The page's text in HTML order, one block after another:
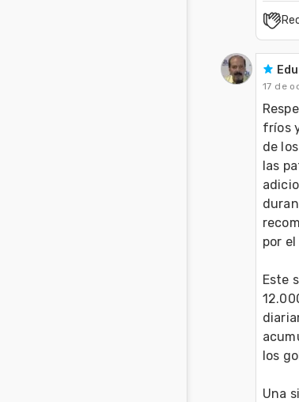
17 de
fríos
de
las
por
Este
los
Una